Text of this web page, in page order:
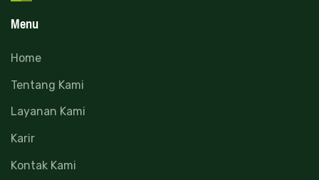
Menu
Home
Tentang Kami
Layanan Kami
Karir
Kontak Kami